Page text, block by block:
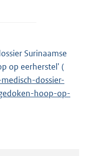
Surinaamse
op eerherstel' (
t
dossier-
hoop-op-